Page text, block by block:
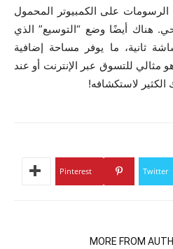
الرسومات على الكمبيوتر المحمول
هناك أيضًا وضع “التوسيع” الذي
ثانية، ما يوفر مساحة إضافية
مثالي للتسوق عبر الإنترنت أو عند
لاستكشافه!
Twitter
Pinterest
MORE FROM